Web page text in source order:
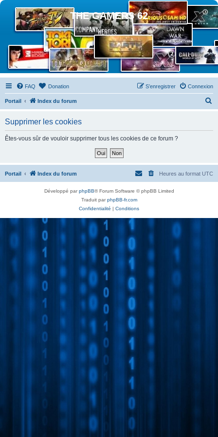
THE GAMERS 62
FAQ Donation Connexion
S’enregistrer
Portail Index du forum
h
Supprimer les cookies
Êtes-vous sûr de vouloir supprimer tous les cookies de ce forum ?
Portail Index du forum Heures au format UTC
Développé parphpBB® Forum Software © phpBB Limited
Traduit parphpBB-fr.com
Confidentialité | Conditions